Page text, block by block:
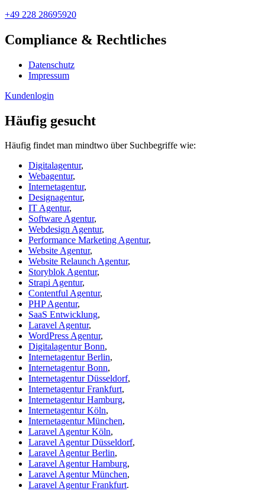
+49 228 28695920
Compliance & Rechtliches
Datenschutz
Impressum
Kundenlogin
Häufig gesucht
Häufig findet man mindtwo über Suchbegriffe wie:
Digitalagentur,
Webagentur,
Internetagentur,
Designagentur,
IT Agentur,
Software Agentur,
Webdesign Agentur,
Performance Marketing Agentur,
Website Agentur,
Website Relaunch Agentur,
Storyblok Agentur,
Strapi Agentur,
Contentful Agentur,
PHP Agentur,
SaaS Entwicklung,
Laravel Agentur,
WordPress Agentur,
Digitalagentur Bonn,
Internetagentur Berlin,
Internetagentur Bonn,
Internetagentur Düsseldorf,
Internetagentur Frankfurt,
Internetagentur Hamburg,
Internetagentur Köln,
Internetagentur München,
Laravel Agentur Köln,
Laravel Agentur Düsseldorf,
Laravel Agentur Berlin,
Laravel Agentur Hamburg,
Laravel Agentur München,
Laravel Agentur Frankfurt.